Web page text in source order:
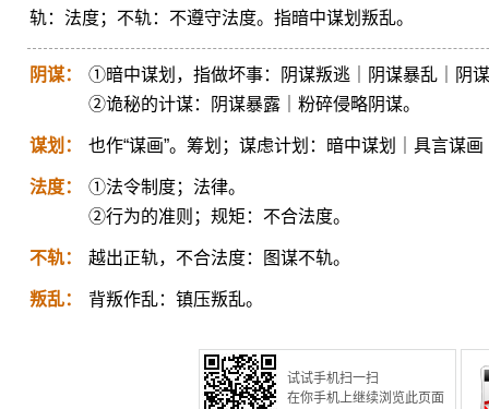
轨：法度；不轨：不遵守法度。指暗中谋划叛乱。
阴谋：
①暗中谋划，指做坏事：阴谋叛逃｜阴谋暴乱｜阴
②诡秘的计谋：阴谋暴露｜粉碎侵略阴谋。
谋划： 也作“谋画”。筹划；谋虑计划：暗中谋划｜具言谋
法度：
①法令制度；法律。
②行为的准则；规矩：不合法度。
不轨： 越出正轨，不合法度：图谋不轨。
叛乱： 背叛作乱：镇压叛乱。
试试手机扫一扫
在你手机上继续浏览此页面